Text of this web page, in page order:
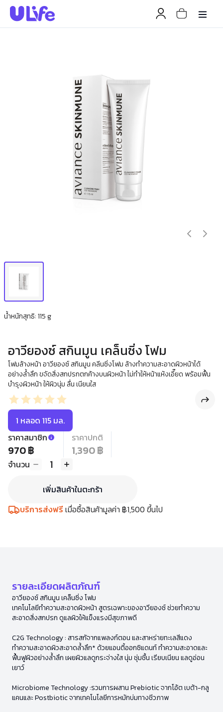
น้ำหนักสุทธิ: 115 g
อาวียองซ์ สกินมูน เคล็นซิ่ง โฟม
โฟมล้างหน้า อาวียองซ์ สกินมูน คลีนซิ่งโฟม ล้างทำความสะอาดผิวหน้าได้
อย่างล้ำลึก ขจัดสิ่งสกปรกตกค้างบนผิวหน้า ไม่ทำให้หน้าแห้งเอี๊ยด พร้อมฟื้น
บำรุงผิวหน้า ให้ผิวนุ่ม ลื่น เนียนใส
1 หลอด 115 มล.
ราคาสมาชิก
970 ฿
ราคาปกติ
1,390 ฿
จำนวน 1
เพิ่มสินค้าในตะกร้า
บริการส่งฟรีเมื่อซื้อสินค้ามูลค่า ฿1,500 ขึ้นไป
รายละเอียดผลิตภัณฑ์
อาวียองซ์ สกินมูน เคล็นซิ่ง โฟม
เทคโนโลยีทำความสะอาดผิวหน้า สูตรเฉพาะของอาวียองซ์ ช่วยทำความ
สะอาดสิ่งสกปรก ดูแลผิวให้แข็งแรงมีสุขภาพดี
C2G Technology : สารสกัจากแพลงก์ตอน และสาหร่ายทะเลสีแดง
ทำความสะอาดผิวสะอาดล้ำลึก* ด้วยแอนตี้ออกซิแดนท์ ทำความสะอาดและ
ฟื้นฟูผิวอย่างล้ำลึก เผยผิวแลดูกระจ่างใส นุ่ม ชุ่มชื้น เรียบเนียน แลดูอ่อน
เยาว์
Microbiome Technology :รวมการผสาน Prebiotic จากโอ้ต เบต้า-กลู
แคนและ Postbiotic จากเทคโนโลยีการหมักบ่มทางชีวภาพ